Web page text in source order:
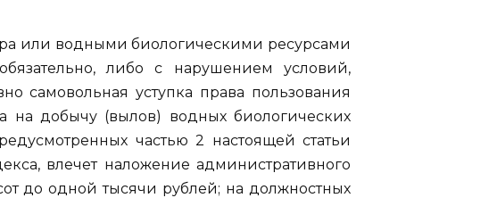
или водными биологическими ресурсами
либо с нарушением условий,
самовольная уступка права пользования
на добычу (вылов) водных биологических
частью 2 настоящей статьи
влечет наложение административного
до одной тысячи рублей; на должностных